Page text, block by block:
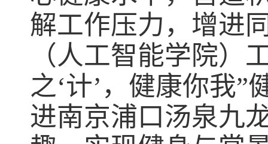
解工作压力，增进
（人工智能学院）
之‘计’，健康你我
进南京浦口汤泉九